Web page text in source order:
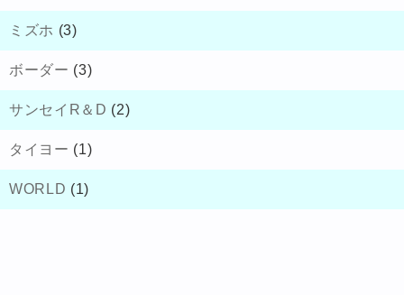
ミズホ (3)
ボーダー (3)
サンセイR＆D (2)
タイヨー (1)
WORLD (1)